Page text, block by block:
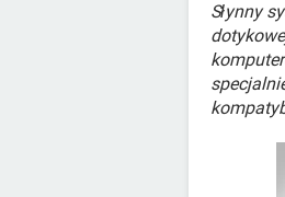
Słynny